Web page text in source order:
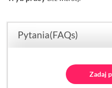
Pytania(FAQs)
Zadaj